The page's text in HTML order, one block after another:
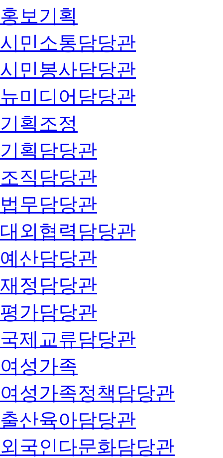
홍보기획
시민소통담당관
시민봉사담당관
뉴미디어담당관
기획조정
기획담당관
조직담당관
법무담당관
대외협력담당관
예산담당관
재정담당관
평가담당관
국제교류담당관
여성가족
여성가족정책담당관
출산육아담당관
외국인다문화담당관